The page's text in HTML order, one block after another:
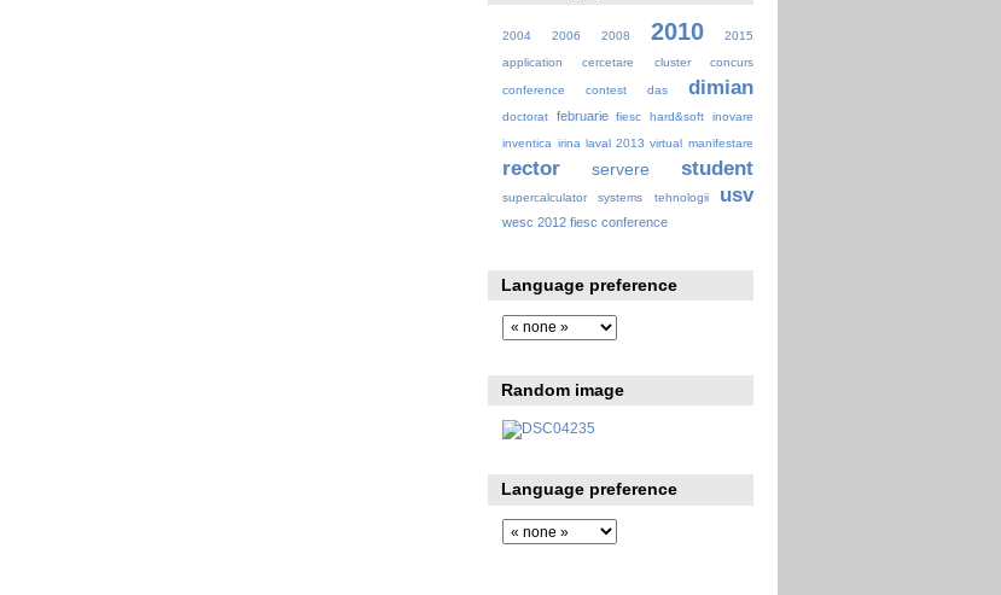
2004 2006 2008 2010
2015
application
cercetare cluster concurs
conference contest das dimian
doctorat februarie fiesc hard&soft
inovare
inventica irina laval 2013 virtual manifestare
rector servere student
supercalculator systems tehnologii usv
wesc 2012 fiesc conference
Language preference
Random image
Language preference